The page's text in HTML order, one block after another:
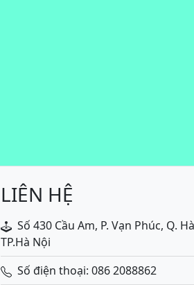
LIÊN HỆ
Số 430 Cầu Am, P. Vạn Phúc, Q.
TP.Hà Nội
Số điện thoại: 086 2088862